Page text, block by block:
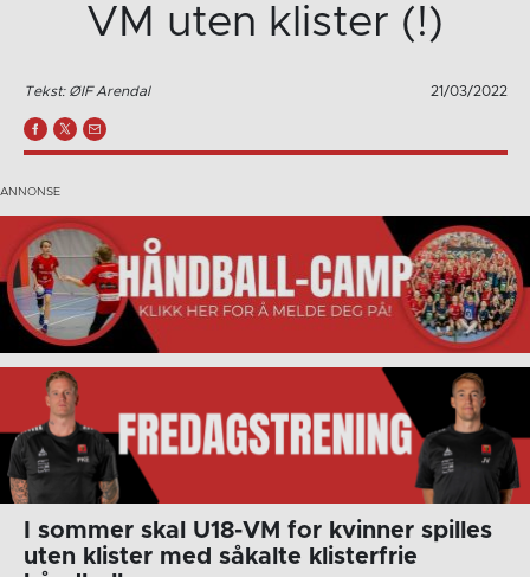
VM uten klister (!)
Tekst: ØIF Arendal 21/03/2022
I sommer skal U18-VM for kvinner spilles
uten klister med såkalte klisterfrie